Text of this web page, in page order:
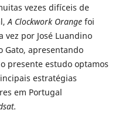
vezes difíceis de
A Clockwork Orangefoi
por José Luandino
Gato, apresentando
presente estudo optamos
estratégias
em Portugal